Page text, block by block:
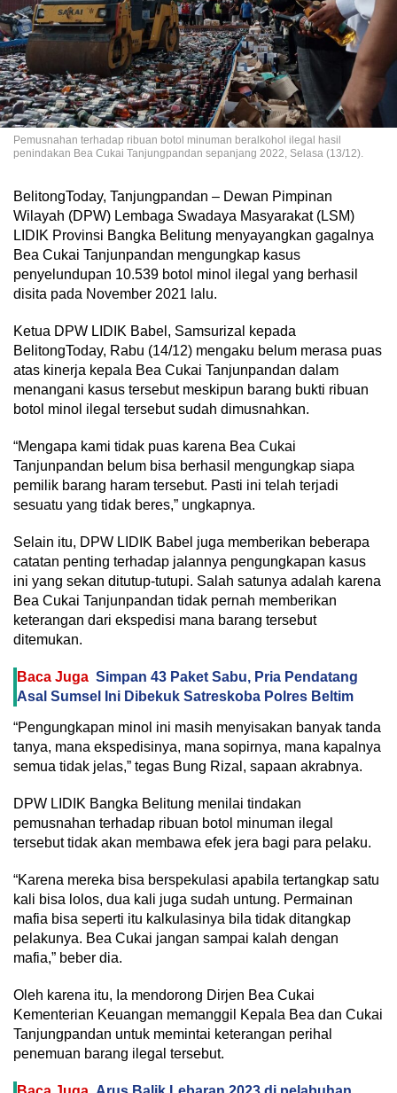
Pemusnahan terhadap ribuan botol minuman beralkohol ilegal hasil
penindakan Bea Cukai Tanjungpandan sepanjang 2022, Selasa (13/12).
BelitongToday, Tanjungpandan – Dewan Pimpinan
Wilayah (DPW) Lembaga Swadaya Masyarakat (LSM)
LIDIK Provinsi Bangka Belitung menyayangkan gagalnya
Bea Cukai Tanjunpandan mengungkap kasus
penyelundupan 10.539 botol minol ilegal yang berhasil
disita pada November 2021 lalu.
Ketua DPW LIDIK Babel, Samsurizal kepada
BelitongToday, Rabu (14/12) mengaku belum merasa puas
atas kinerja kepala Bea Cukai Tanjunpandan dalam
menangani kasus tersebut meskipun barang bukti ribuan
botol minol ilegal tersebut sudah dimusnahkan.
“Mengapa kami tidak puas karena Bea Cukai
Tanjunpandan belum bisa berhasil mengungkap siapa
pemilik barang haram tersebut. Pasti ini telah terjadi
sesuatu yang tidak beres,” ungkapnya.
Selain itu, DPW LIDIK Babel juga memberikan beberapa
catatan penting terhadap jalannya pengungkapan kasus
ini yang sekan ditutup-tutupi. Salah satunya adalah karena
Bea Cukai Tanjunpandan tidak pernah memberikan
keterangan dari ekspedisi mana barang tersebut
ditemukan.
Baca Juga Simpan 43 Paket Sabu, Pria Pendatang
Asal Sumsel Ini Dibekuk Satreskoba Polres Beltim
“Pengungkapan minol ini masih menyisakan banyak tanda
tanya, mana ekspedisinya, mana sopirnya, mana kapalnya
semua tidak jelas,” tegas Bung Rizal, sapaan akrabnya.
DPW LIDIK Bangka Belitung menilai tindakan
pemusnahan terhadap ribuan botol minuman ilegal
tersebut tidak akan membawa efek jera bagi para pelaku.
“Karena mereka bisa berspekulasi apabila tertangkap satu
kali bisa lolos, dua kali juga sudah untung. Permainan
mafia bisa seperti itu kalkulasinya bila tidak ditangkap
pelakunya. Bea Cukai jangan sampai kalah dengan
mafia,” beber dia.
Oleh karena itu, Ia mendorong Dirjen Bea Cukai
Kementerian Keuangan memanggil Kepala Bea dan Cukai
Tanjungpandan untuk memintai keterangan perihal
penemuan barang ilegal tersebut.